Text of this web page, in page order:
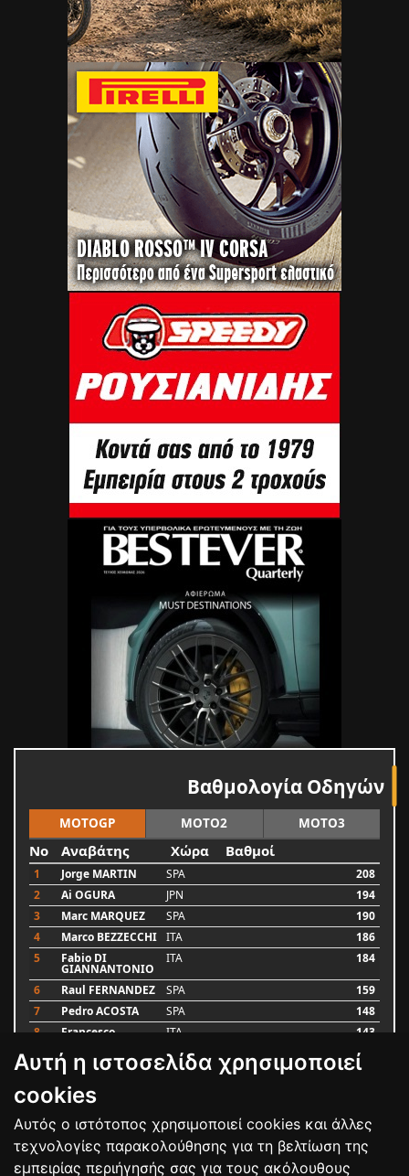
Αυτή η ιστοσελίδα χρησιμοποιεί
cookies
Αυτός ο ιστότοπος χρησιμοποιεί cookies και άλλες
τεχνολογίες παρακολούθησης για τη βελτίωση της
εμπειρίας περιήγησής σας για τους ακόλουθους
Βαθμολογία Οδηγών
MOTOGP MOTO2 MOTO3
No Αναβάτης Χώρα Βαθμοί
1 Jorge MARTIN SPA
208
2
Ai OGURA JPN
194
3
Marc MARQUEZ SPA
190
4
Marco BEZZECCHI ITA
186
5
Fabio DI
GIANNANTONIO
ITA 184
6 Raul FERNANDEZ SPA
159
7
Pedro ACOSTA SPA
148
8
Francesco ITA 143
9 Alex MARQUEZ SPA
Luca MARINI
Bαθμολογία